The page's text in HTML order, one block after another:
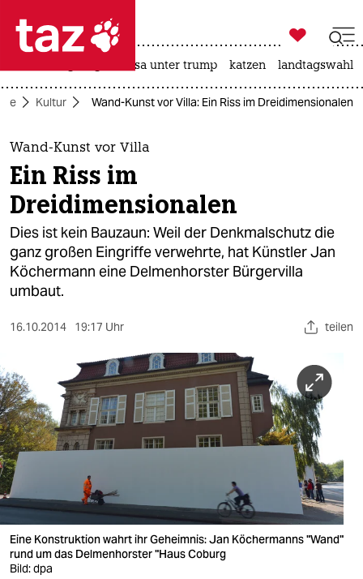
 taz zahl ich
taz zahl ich
themen
politik
öko
gesellschaft
kultur
sport
nord
wahrheit
verlag
verlag
veranstaltungen
shop

taz zahl ich
usa unter trump katzen landtagswahl
Kultur Wand-Kunst vor Villa: Ein Riss im Dreidimensionalen
Wand-Kunst vor Villa
Ein Riss im
Dreidimensionalen
Dies ist kein Bauzaun: Weil der Denkmalschutz die
ganz großen Eingriffe verwehrte, hat Künstler Jan
Köchermann eine Delmenhorster Bürgervilla
umbaut.
16.10.2014 19:17 Uhr teilen
Eine Konstruktion wahrt ihr Geheimnis: Jan Köchermanns "Wand"
rund um das Delmenhorster "Haus Coburg
Bild: dpa